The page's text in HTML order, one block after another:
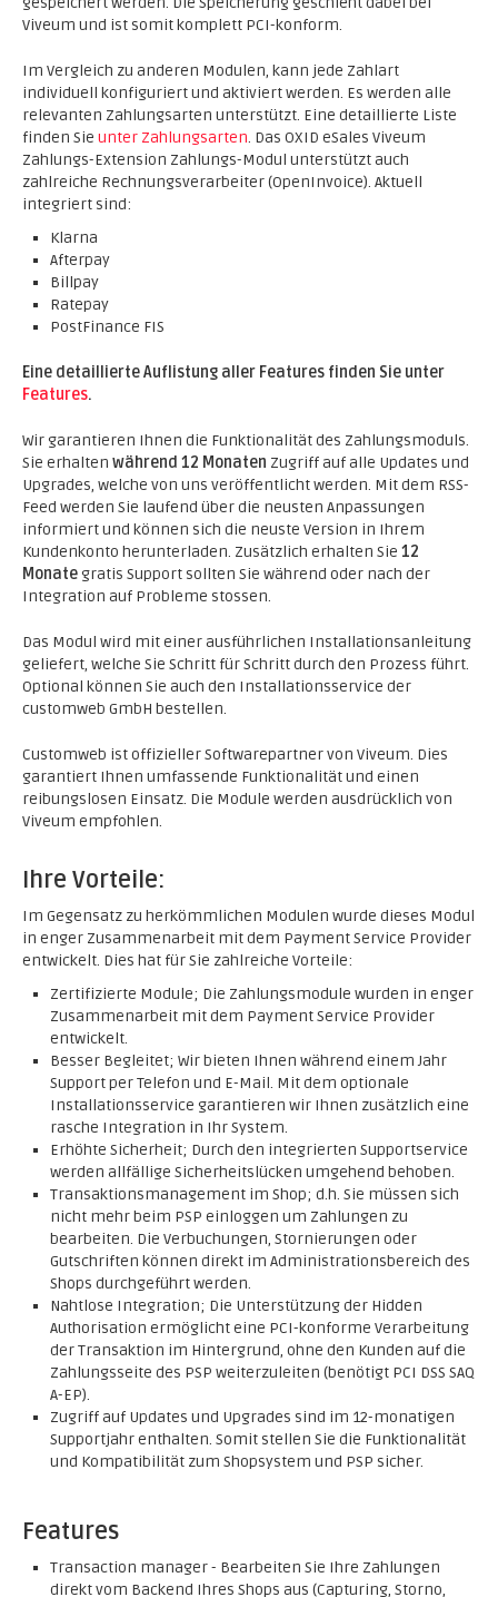
Viveum und ist somit komplett PCI-konform.
Im Vergleich zu anderen Modulen, kann jede Zahlart
individuell konfiguriert und aktiviert werden. Es werden alle
relevanten Zahlungsarten unterstützt. Eine detaillierte Liste
finden Sie unter Zahlungsarten. Das OXID eSales Viveum
Zahlungs-Extension Zahlungs-Modul unterstützt auch
zahlreiche Rechnungsverarbeiter (OpenInvoice). Aktuell
integriert sind:
Klarna
Afterpay
Billpay
Ratepay
PostFinance FIS
Eine detaillierte Auflistung aller Features finden Sie unter
Features.
Wir garantieren Ihnen die Funktionalität des Zahlungsmoduls.
Sie erhalten während 12 Monaten Zugriff auf alle Updates und
Upgrades, welche von uns veröffentlicht werden. Mit dem RSS-
Feed werden Sie laufend über die neusten Anpassungen
informiert und können sich die neuste Version in Ihrem
Kundenkonto herunterladen. Zusätzlich erhalten Sie 12
Monategratis Support sollten Sie während oder nach der
Integration auf Probleme stossen.
Das Modul wird mit einer ausführlichen Installationsanleitung
geliefert, welche Sie Schritt für Schritt durch den Prozess führt.
Optional können Sie auch den Installationsservice der
customweb GmbH bestellen.
Customweb ist offizieller Softwarepartner von Viveum. Dies
garantiert Ihnen umfassende Funktionalität und einen
reibungslosen Einsatz. Die Module werden ausdrücklich von
Viveum empfohlen.
Ihre Vorteile:
Im Gegensatz zu herkömmlichen Modulen wurde dieses Modul
in enger Zusammenarbeit mit dem Payment Service Provider
entwickelt. Dies hat für Sie zahlreiche Vorteile:
Zertifizierte Module; Die Zahlungsmodule wurden in enger
Zusammenarbeit mit dem Payment Service Provider
entwickelt.
Besser Begleitet; Wir bieten Ihnen während einem Jahr
Support per Telefon und E-Mail. Mit dem optionale
Installationsservice garantieren wir Ihnen zusätzlich eine
rasche Integration in Ihr System.
Erhöhte Sicherheit; Durch den integrierten Supportservice
werden allfällige Sicherheitslücken umgehend behoben.
Transaktionsmanagement im Shop; d.h. Sie müssen sich
nicht mehr beim PSP einloggen um Zahlungen zu
bearbeiten. Die Verbuchungen, Stornierungen oder
Gutschriften können direkt im Administrationsbereich des
Shops durchgeführt werden.
Nahtlose Integration; Die Unterstützung der Hidden
Authorisation ermöglicht eine PCI-konforme Verarbeitung
der Transaktion im Hintergrund, ohne den Kunden auf die
Zahlungsseite des PSP weiterzuleiten (benötigt PCI DSS SAQ
A-EP).
Zugriff auf Updates und Upgrades sind im 12-monatigen
Supportjahr enthalten. Somit stellen Sie die Funktionalität
und Kompatibilität zum Shopsystem und PSP sicher.
Features
Transaction manager - Bearbeiten Sie Ihre Zahlungen
direkt vom Backend Ihres Shops aus (Capturing, Storno,